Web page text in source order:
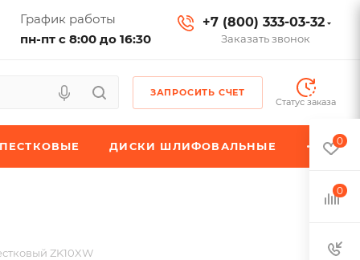
График работы
пн-пт с 8:00 до 16:30
+7 (800) 333-03-32
Заказать звонок
ЗАПРОСИТЬ СЧЕТ
Статус заказа
ДИСКИ ШЛИФОВАЛЬНЫЕ
ZK10XW
0
0